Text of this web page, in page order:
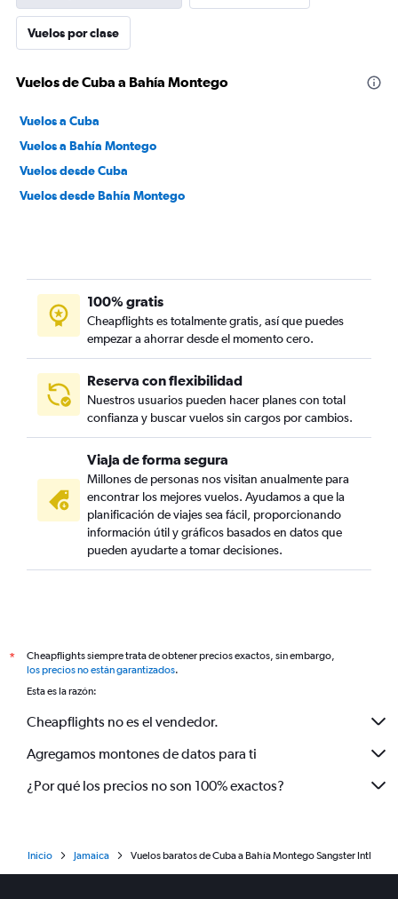
Vuelos por clase
Vuelos de Cuba a Bahía Montego
Vuelos a Cuba
Vuelos a Bahía Montego
Vuelos desde Cuba
Vuelos desde Bahía Montego
100% gratis
Cheapflights es totalmente gratis, así que puedes
empezar a ahorrar desde el momento cero.
Reserva con flexibilidad
Nuestros usuarios pueden hacer planes con total
confianza y buscar vuelos sin cargos por cambios.
Viaja de forma segura
Millones de personas nos visitan anualmente para
encontrar los mejores vuelos. Ayudamos a que la
planificación de viajes sea fácil, proporcionando
información útil y gráficos basados en datos que
pueden ayudarte a tomar decisiones.
*
Cheapflights siempre trata de obtener precios exactos, sin embargo,
los precios no están garantizados.
Esta es la razón:
Cheapflights no es el vendedor.
Agregamos montones de datos para ti
¿Por qué los precios no son 100% exactos?
Inicio Jamaica Vuelos baratos de Cuba a Bahía Montego Sangster Intl